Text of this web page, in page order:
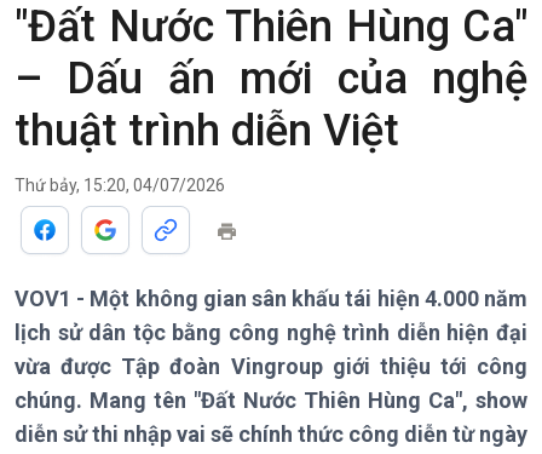
"Đất Nước Thiên Hùng Ca"
– Dấu ấn mới của nghệ
thuật trình diễn Việt
Thứ bảy, 15:20, 04/07/2026
VOV1 - Một không gian sân khấu tái hiện 4.000 năm
lịch sử dân tộc bằng công nghệ trình diễn hiện đại
vừa được Tập đoàn Vingroup giới thiệu tới công
chúng. Mang tên "Đất Nước Thiên Hùng Ca", show
diễn sử thi nhập vai sẽ chính thức công diễn từ ngày